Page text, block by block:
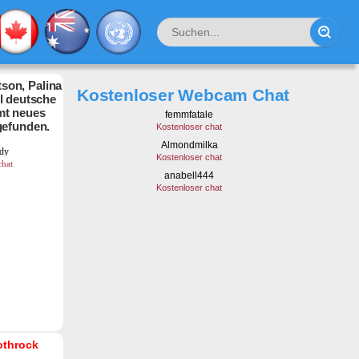
Palina
deutsche
neues
Kostenloser Webcam Chat